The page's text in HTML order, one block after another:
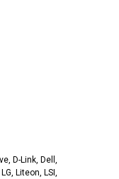
D-Link, Dell,
Liteon, LSI,